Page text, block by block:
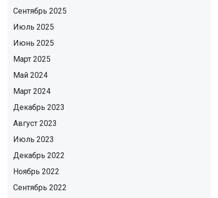
Сентябрь 2025
Июль 2025
Июнь 2025
Март 2025
Май 2024
Март 2024
Декабрь 2023
Август 2023
Июль 2023
Декабрь 2022
Ноябрь 2022
Сентябрь 2022